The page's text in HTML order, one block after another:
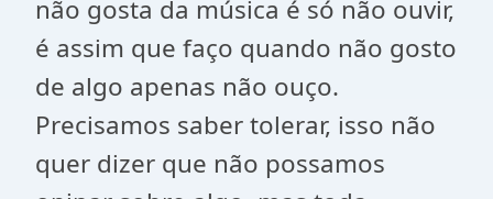
não gosta da música é só não ouvir,
é assim que faço quando não gosto
de algo apenas não ouço.
Precisamos saber tolerar, isso não
quer dizer que não possamos